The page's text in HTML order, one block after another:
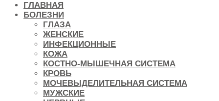
ГЛАВНАЯ
БОЛЕЗНИ
ГЛАЗА
ЖЕНСКИЕ
ИНФЕКЦИОННЫЕ
КОЖА
КОСТНО-МЫШЕЧНАЯ СИСТЕМА
КРОВЬ
МОЧЕВЫДЕЛИТЕЛЬНАЯ СИСТЕМА
МУЖСКИЕ